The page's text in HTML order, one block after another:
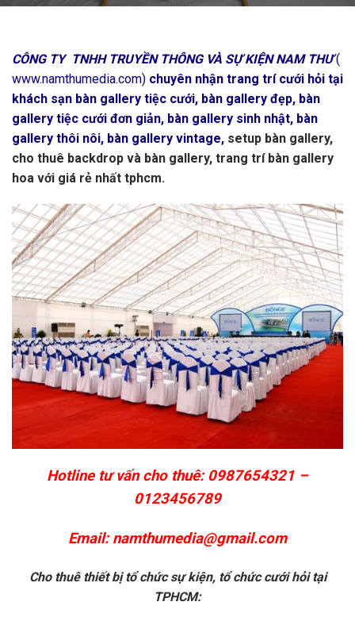
CÔNG TY TNHH TRUYỀN THÔNG VÀ SỰ KIỆN NAM THƯ(
www.namthumedia.com) chuyên nhận trang trí cưới hỏi tại
khách sạn bàn gallery tiệc cưới, bàn gallery đẹp, bàn
gallery tiệc cưới đơn giản, bàn gallery sinh nhật, bàn
gallery thôi nôi, bàn gallery vintage, setup bàn gallery,
cho thuê backdrop và bàn gallery, trang trí bàn gallery
hoa với giá rẻ nhất tphcm.
Hotline tư vấn cho thuê: 0987654321 –
0123456789
Email:namthumedia@gmail.com
Cho thuê thiết bị tổ chức sự kiện, tổ chức cưới hỏi tại
TPHCM: